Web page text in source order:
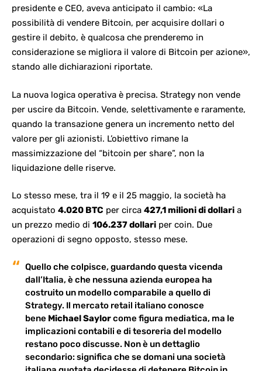
presidente e CEO, aveva anticipato il cambio: «La
possibilità di vendere Bitcoin, per acquisire dollari o
gestire il debito, è qualcosa che prenderemo in
considerazione se migliora il valore di Bitcoin per azione»,
stando alle dichiarazioni riportate.
La nuova logica operativa è precisa. Strategy non vende
per uscire da Bitcoin. Vende, selettivamente e raramente,
quando la transazione genera un incremento netto del
valore per gli azionisti. L’obiettivo rimane la
massimizzazione del “bitcoin per share”, non la
liquidazione delle riserve.
Lo stesso mese, tra il 19 e il 25 maggio, la società ha
acquistato 4.020 BTC per circa 427,1 milioni di dollari a
un prezzo medio di 106.237 dollari per coin. Due
operazioni di segno opposto, stesso mese.
Quello che colpisce, guardando questa vicenda
dall’Italia, è che nessuna azienda europea ha
costruito un modello comparabile a quello di
Strategy. Il mercato retail italianoconosce
bene Michael Saylorcome figura mediatica, ma le
implicazioni contabili e di tesoreria del modello
restano poco discusse. Non è un dettaglio
secondario: significa che se domani una società